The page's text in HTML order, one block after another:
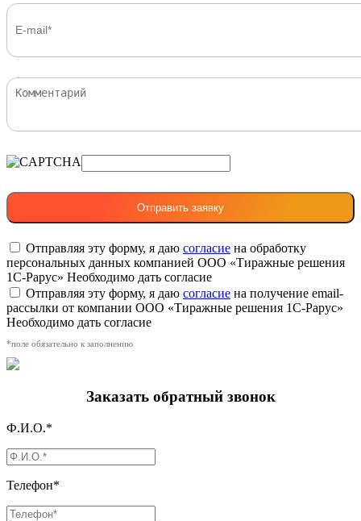
Отправляя эту форму, я даю согласие на обработку
персональных данных компанией ООО «Тиражные решения
1С-Рарус» Необходимо дать согласие
Отправляя эту форму, я даю согласие на получение email-
рассылки от компании ООО «Тиражные решения 1С-Рарус»
Необходимо дать согласие
*поле обязательно к заполнению
Заказать обратный звонок
Ф.И.О.*
Телефон*